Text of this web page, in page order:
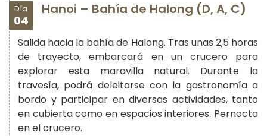
Día
04
Hanoi – Bahía de Halong (D, A, C)
Salida hacia la bahía de Halong. Tras unas 2,5 horas
de trayecto, embarcará en un crucero para
explorar esta maravilla natural. Durante la
travesía, podrá deleitarse con la gastronomía a
bordo y participar en diversas actividades, tanto
en cubierta como en espacios interiores. Pernocta
en el crucero.